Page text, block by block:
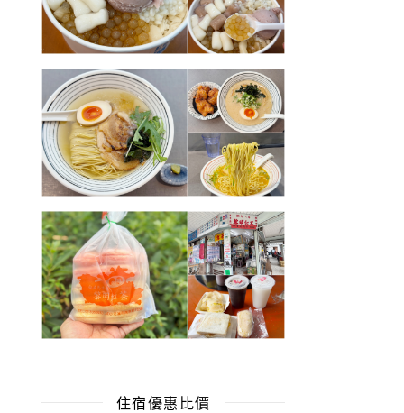
住宿優惠比價